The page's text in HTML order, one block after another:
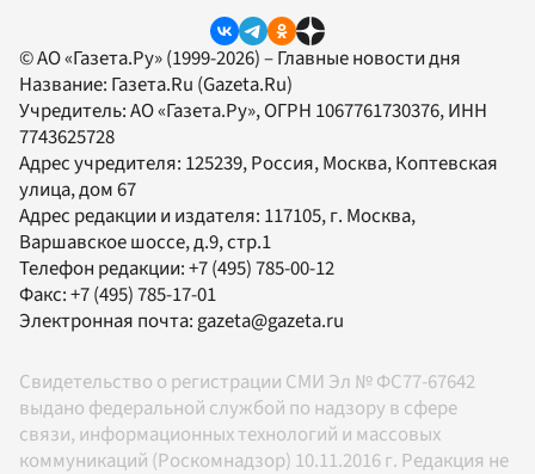
© АО «Газета.Ру» (1999-2026) – Главные новости дня
Название: Газета.Ru (Gazeta.Ru)
Учредитель:АО «Газета.Ру», ОГРН 1067761730376, ИНН
7743625728
Адрес учредителя: 125239, Россия, Москва, Коптевская
улица, дом 67
Адрес редакции и издателя: 117105, г. Москва,
Варшавское шоссе, д.9, стр.1
Телефон редакции:+7 (495) 785-00-12
Факс:+7 (495) 785-17-01
Электронная почта:gazeta@gazeta.ru
Свидетельство о регистрации СМИ Эл № ФС77-67642
выдано федеральной службой по надзору в сфере
связи, информационных технологий и массовых
коммуникаций (Роскомнадзор) 10.11.2016 г. Редакция не